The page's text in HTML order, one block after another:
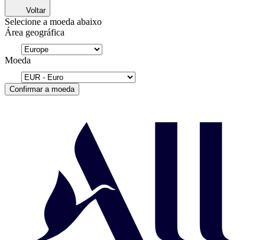
Voltar
Selecione a moeda abaixo
Área geográfica
Moeda
Confirmar a moeda